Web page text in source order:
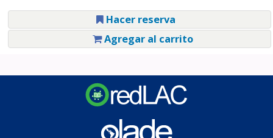
Hacer reserva
Agregar al carrito